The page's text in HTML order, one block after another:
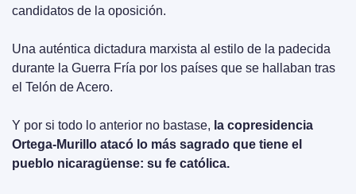
candidatos de la oposición.
Una auténtica dictadura marxista al estilo de la padecida
durante la Guerra Fría por los países que se hallaban tras
el Telón de Acero.
Y por si todo lo anterior no bastase, la copresidencia
Ortega-Murillo atacó lo más sagrado que tiene el
pueblo nicaragüense: su fe católica.